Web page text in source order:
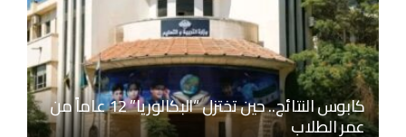
كابوس النتائج.. حين تختزل “البكالوريا” 12 عاماً من
عمر الطلاب